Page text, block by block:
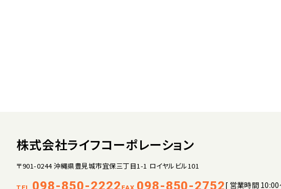
株式会社ライフコーポレーション
〒901-0244 沖縄県豊見城市宜保三丁目1-1 ロイヤルビル101
098-850-2222 098-850-2752[ 営業時間